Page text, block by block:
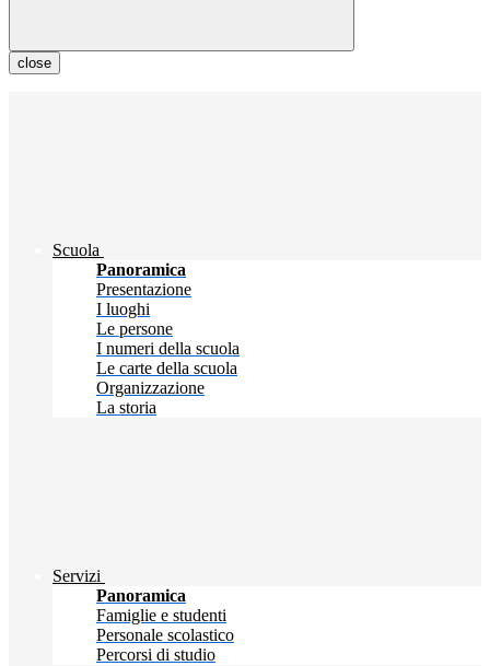
close
Scuola
Panoramica
Presentazione
I luoghi
Le persone
I numeri della scuola
Le carte della scuola
Organizzazione
La storia
Servizi
Panoramica
Famiglie e studenti
Personale scolastico
Percorsi di studio